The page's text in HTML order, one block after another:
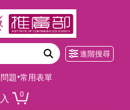
進階搜尋
題•常用表單
0